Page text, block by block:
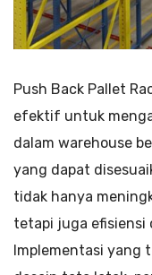
Push Back Pallet
efektif untuk
dalam warehouse
yang dapat
tidak hanya
tetapi juga efisiensi
Implementasi yang